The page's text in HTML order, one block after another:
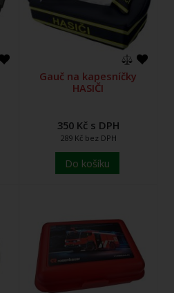
Gauč na kapesníčky
HASIČI
350 Kč s DPH
289 Kč bez DPH
Do košíku